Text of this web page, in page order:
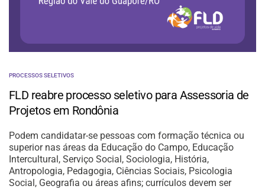
PROCESSOS SELETIVOS
FLD reabre processo seletivo para Assessoria de
Projetos em Rondônia
Podem candidatar-se pessoas com formação técnica ou
superior nas áreas da Educação do Campo, Educação
Intercultural, Serviço Social, Sociologia, História,
Antropologia, Pedagogia, Ciências Sociais, Psicologia
Social, Geografia ou áreas afins; currículos devem ser